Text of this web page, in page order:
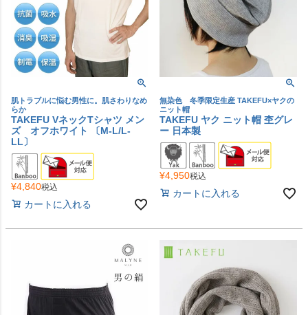
肌トラブルに悩む男性に。肌さわりなめ
らか
TAKEFU VネックTシャツ メン
ズ オフホワイト 〔M-L/L-
LL〕
¥4,840税込
カートに入れる
無染色 冬季限定生産 TAKEFU×ヤクの
ニット帽
TAKEFU ヤク ニット帽 杢グレ
ー 日本製
¥4,950税込
カートに入れる